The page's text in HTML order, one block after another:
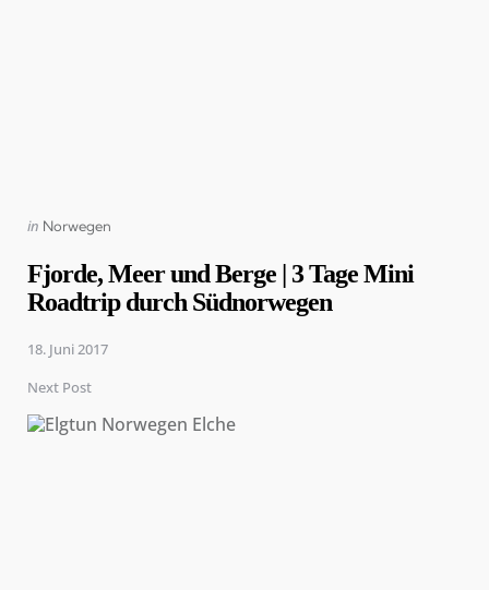
Posted
in Norwegen
Fjorde, Meer und Berge | 3 Tage Mini
Roadtrip durch Südnorwegen
18. Juni 2017
Next Post